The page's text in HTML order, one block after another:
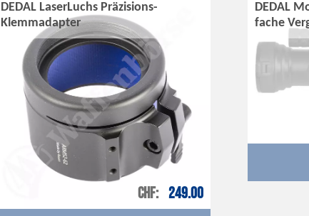
DEDAL LaserLuchs Präzisions-
Klemmadapter
CHF 249.00
DEDAL
fache